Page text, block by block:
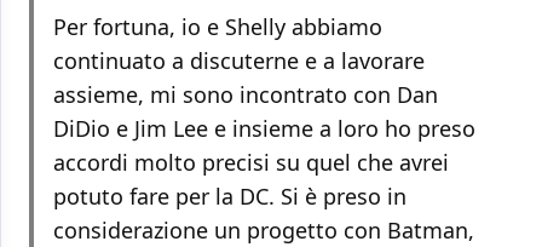
Per fortuna, io e Shelly abbiamo
continuato a discuterne e a lavorare
assieme, mi sono incontrato con Dan
DiDio e Jim Lee e insieme a loro ho preso
accordi molto precisi su quel che avrei
potuto fare per la DC. Si è preso in
considerazione un progetto con Batman,